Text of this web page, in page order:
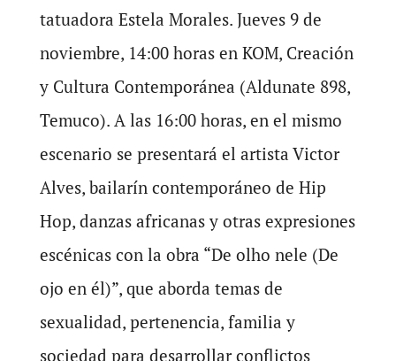
tatuadora Estela Morales. Jueves 9 de
noviembre, 14:00 horas en KOM, Creación
y Cultura Contemporánea (Aldunate 898,
Temuco). A las 16:00 horas, en el mismo
escenario se presentará el artista Victor
Alves, bailarín contemporáneo de Hip
Hop, danzas africanas y otras expresiones
escénicas con la obra “De olho nele (De
ojo en él)”, que aborda temas de
sexualidad, pertenencia, familia y
sociedad para desarrollar conflictos